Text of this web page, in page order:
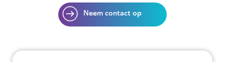
Neem contact op